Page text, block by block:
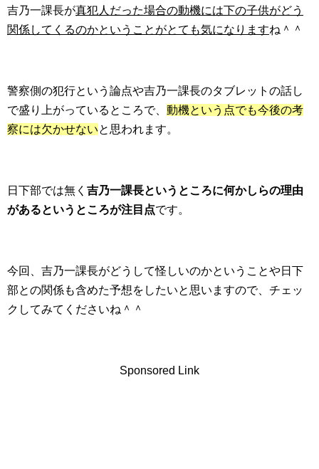
吉乃一課長が真犯人だった場合の動機には下の子供がどう
関係してくるのかということがとても気になりますね＾＾
警察側の犯行という論点や吉乃一課長のタブレットの話し
で盛り上がっているところで、 動機という点でも今後の考
察には欠かせないと思われます。
日下部では無く 吉乃一課長というところに何かしらの理由
があるというところが注目点です。
今回、吉乃一課長がどうして怪しいのかということや日下
部との関係も含めた予想をしたいと思いますので、チェッ
クしてみてくださいね＾＾
Sponsored Link